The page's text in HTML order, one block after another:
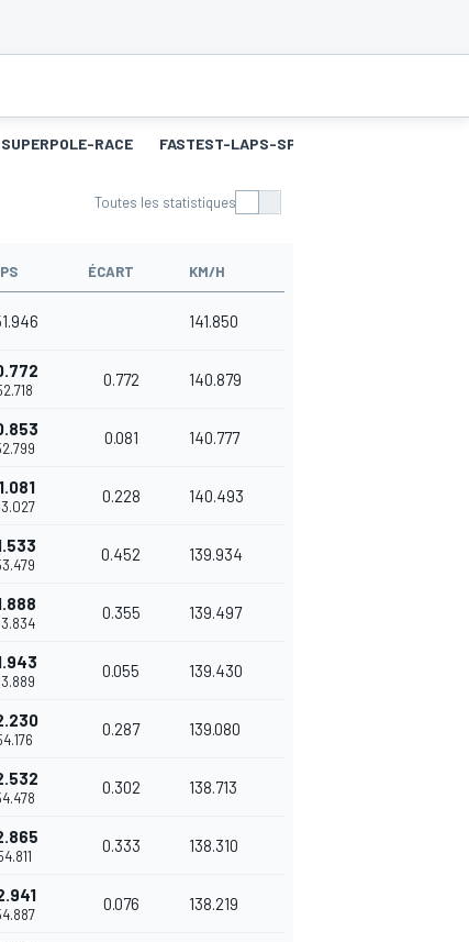
SUPERPOLE-RACE FASTEST-LAPS-SP
Toutes les statistiques
ÉCART KM/H
141.850
0.772 140.879
0.081 140.777
0.228 140.493
0.452 139.934
0.355 139.497
0.055 139.430
0.287 139.080
0.302 138.713
0.333 138.310
0.076 138.219